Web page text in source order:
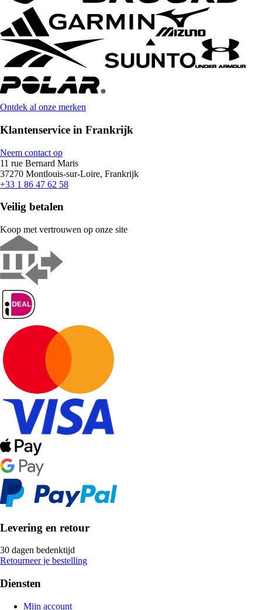
Ontdek al onze merken
Klantenservice in Frankrijk
Neem contact op
11 rue Bernard Maris
37270 Montlouis-sur-Loire, Frankrijk
+33 1 86 47 62 58
Veilig betalen
Koop met vertrouwen op onze site
Levering en retour
30 dagen bedenktijd
Retourneer je bestelling
Diensten
Mijn account